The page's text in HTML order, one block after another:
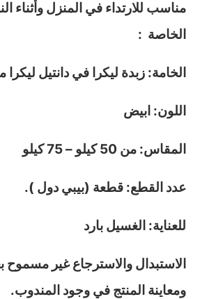
مناسب للارتداء في المنزل وأثناء
الخاصة :
الخامة: زبدة ليكرا في دانتيل
اللون: ابيض
المقاس: من 50 كيلو – 75 كيلو
عدد القطع: قطعة (بيبي دول ).
للعناية: الغسيل بارد
الاستبدال والاسترجاع غير مسموح
ومعاينة المنتج في وجود المندوب.